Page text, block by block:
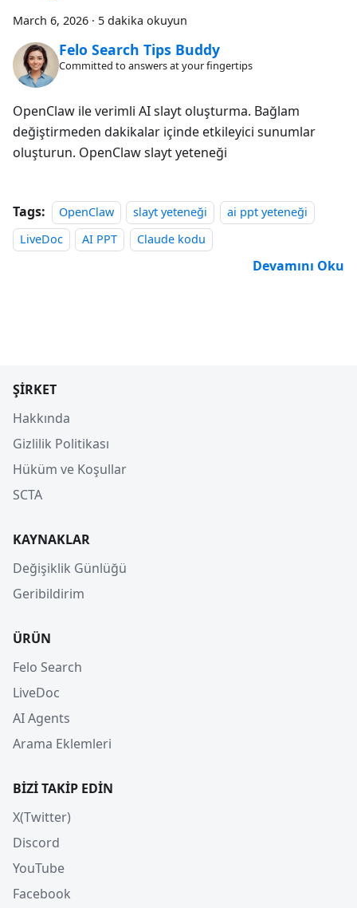
March 6, 2026 · 5 dakika okuyun
Felo Search Tips Buddy
Committed to answers at your fingertips
OpenClaw ile verimli AI slayt oluşturma. Bağlam
değiştirmeden dakikalar içinde etkileyici sunumlar
oluşturun. OpenClaw slayt yeteneği
Tags: OpenClaw slayt yeteneği
ai ppt yeteneği
LiveDoc
AI PPT Claude kodu
Devamını Oku
ŞIRKET
Hakkında
Gizlilik Politikası
Hüküm ve Koşullar
SCTA
KAYNAKLAR
Değişiklik Günlüğü
Geribildirim
ÜRÜN
Felo Search
LiveDoc
AI Agents
Arama Eklemleri
BIZI TAKIP EDIN
X(Twitter)
Discord
YouTube
Facebook